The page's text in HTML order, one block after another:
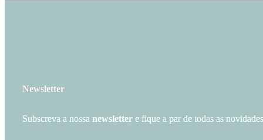
Newsletter
Subscreva a nossa newsletter e fique a par de todas as